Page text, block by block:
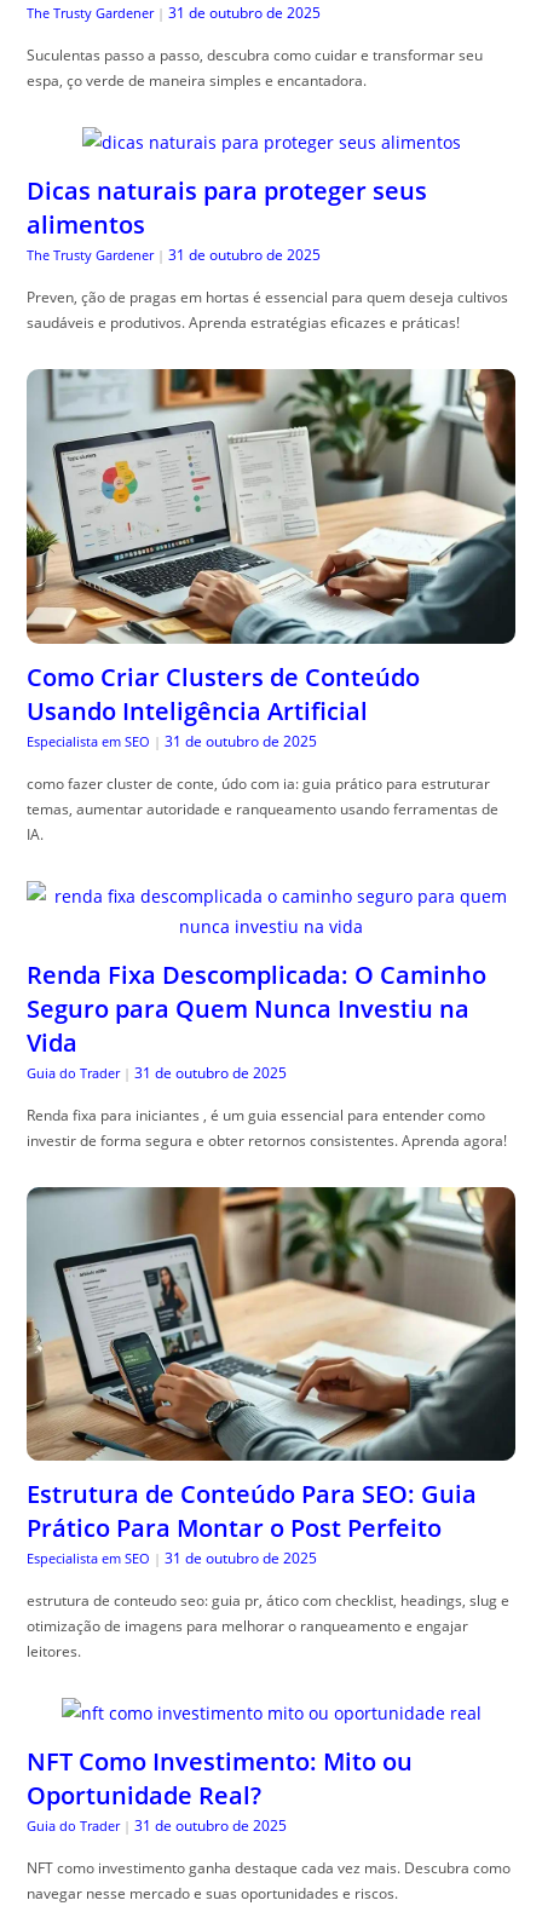
The Trusty Gardener | 31 de outubro de 2025
Suculentas passo a passo, descubra como cuidar e transformar seu
espa, ço verde de maneira simples e encantadora.
Dicas naturais para proteger seus
alimentos
The Trusty Gardener | 31 de outubro de 2025
Preven, ção de pragas em hortas é essencial para quem deseja cultivos
saudáveis e produtivos. Aprenda estratégias eficazes e práticas!
Como Criar Clusters de Conteúdo
Usando Inteligência Artificial
Especialista em SEO | 31 de outubro de 2025
como fazer cluster de conte, údo com ia: guia prático para estruturar
temas, aumentar autoridade e ranqueamento usando ferramentas de
IA.
Renda Fixa Descomplicada: O Caminho
Seguro para Quem Nunca Investiu na
Vida
Guia do Trader | 31 de outubro de 2025
Renda fixa para iniciantes , é um guia essencial para entender como
investir de forma segura e obter retornos consistentes. Aprenda agora!
Estrutura de Conteúdo Para SEO: Guia
Prático Para Montar o Post Perfeito
Especialista em SEO | 31 de outubro de 2025
estrutura de conteudo seo: guia pr, ático com checklist, headings, slug e
otimização de imagens para melhorar o ranqueamento e engajar
leitores.
NFT Como Investimento: Mito ou
Oportunidade Real?
Guia do Trader | 31 de outubro de 2025
NFT como investimento ganha destaque cada vez mais. Descubra como
navegar nesse mercado e suas oportunidades e riscos.